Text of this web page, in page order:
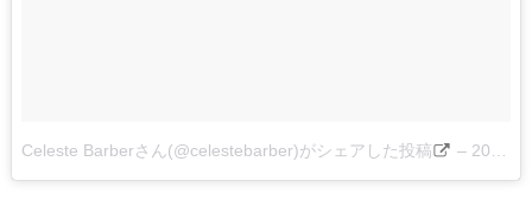
Celeste Barberさん(@celestebarber)がシェアした投稿 – 2017 5月 30 12:29午前 PDT